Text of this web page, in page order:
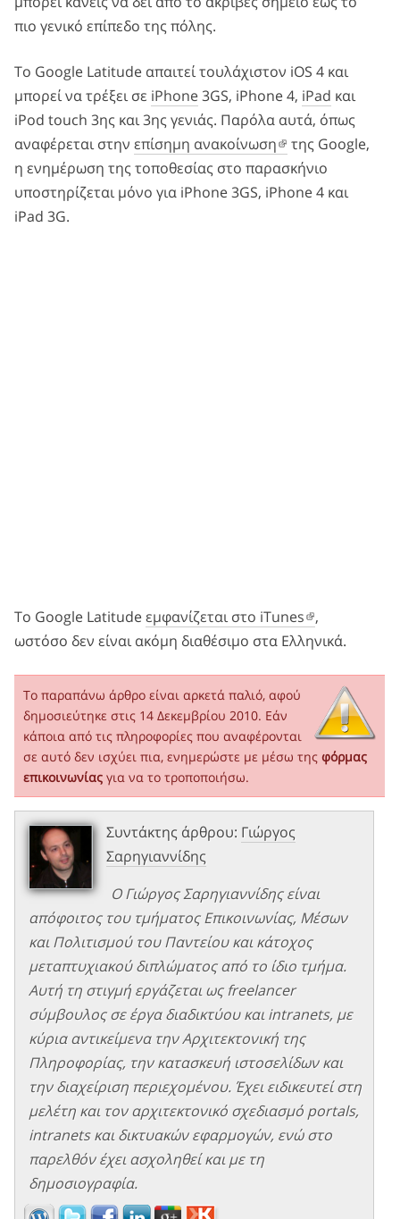
πιο γενικό επίπεδο της πόλης.
Το Google Latitude απαιτεί τουλάχιστον iOS 4 και
μπορεί να τρέξει σε iPhone3GS, iPhone 4, iPad και
iPod touch 3ης και 3ης γενιάς. Παρόλα αυτά, όπως
αναφέρεται στην επίσημη ανακοίνωση
της Google,
η ενημέρωση της τοποθεσίας στο παρασκήνιο
υποστηρίζεται μόνο για iPhone 3GS, iPhone 4 και
iPad 3G.
Το Google Latitudeεμφανίζεται στο iTunes
,
ωστόσο δεν είναι ακόμη διαθέσιμο στα Ελληνικά.
Το παραπάνω άρθρο είναι αρκετά παλιό, αφού
δημοσιεύτηκε στις 14 Δεκεμβρίου 2010. Εάν
κάποια από τις πληροφορίες που αναφέρονται
σε αυτό δεν ισχύει πια, ενημερώστε με μέσω της φόρμας
επικοινωνίας για να το τροποποιήσω.
Συντάκτης άρθρου: Γιώργος
Σαρηγιαννίδης
Ο Γιώργος Σαρηγιαννίδης είναι
απόφοιτος του τμήματος Επικοινωνίας, Μέσων
και Πολιτισμού του Παντείου και κάτοχος
μεταπτυχιακού διπλώματος από το ίδιο τμήμα.
Αυτή τη στιγμή εργάζεται ως freelancer
σύμβουλος σε έργα διαδικτύου και intranets, με
κύρια αντικείμενα την Αρχιτεκτονική της
Πληροφορίας, την κατασκευή ιστοσελίδων και
την διαχείριση περιεχομένου. Έχει ειδικευτεί στη
μελέτη και τον αρχιτεκτονικό σχεδιασμό portals,
intranets και δικτυακών εφαρμογών, ενώ στο
παρελθόν έχει ασχοληθεί και με τη
δημοσιογραφία.